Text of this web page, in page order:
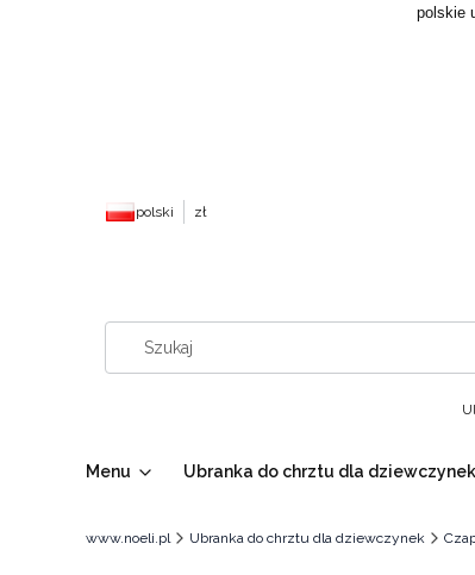
polskie
polski zł
Menu Ubranka do chrztu dla dziewczynek
www.noeli.pl Ubranka do chrztu dla dziewczynek